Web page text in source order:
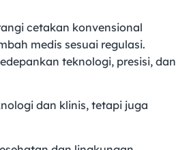
cetakan konvensional
medis sesuai regulasi.
teknologi, presisi, dan
dan klinis, tetapi juga